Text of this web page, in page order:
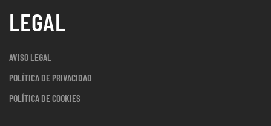
LEGAL
AVISO LEGAL
POLÍTICA DE PRIVACIDAD
POLÍTICA DE COOKIES